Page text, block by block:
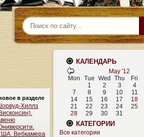
КАЛЕНДАРЬ
May '12
Mon
Tue Wed Thu Fri
1
2 3 4
7
8 9 10 11
14
15 16 17 18
21
22 23 24 25
28
29 30 31
КАТЕГОРИИ
Все категории